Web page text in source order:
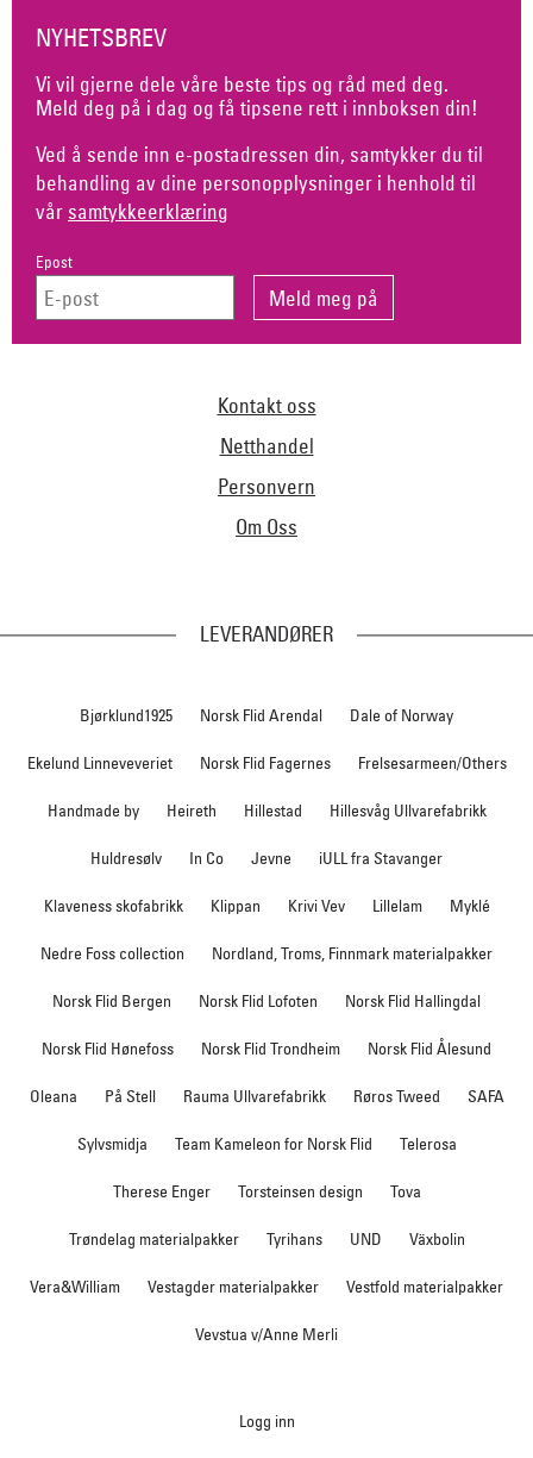
NYHETSBREV
Vi vil gjerne dele våre beste tips og råd med deg.
Meld deg på i dag og få tipsene rett i innboksen din!
Ved å sende inn e-postadressen din, samtykker du til
behandling av dine personopplysninger i henhold til
vår samtykkeerklæring
Epost
Kontakt oss
Netthandel
Personvern
Om Oss
LEVERANDØRER
Bjørklund1925 Norsk Flid Arendal Dale of Norway
Ekelund Linneveveriet Norsk Flid Fagernes Frelsesarmeen/Others
Handmade by Heireth Hillestad Hillesvåg Ullvarefabrikk
Huldresølv In Co Jevne iULL fra Stavanger
Klaveness skofabrikk Klippan Krivi Vev Lillelam Myklé
Nedre Foss collection Nordland, Troms, Finnmark materialpakker
Norsk Flid Bergen Norsk Flid Lofoten Norsk Flid Hallingdal
Norsk Flid Hønefoss Norsk Flid Trondheim Norsk Flid Ålesund
Oleana På Stell Rauma Ullvarefabrikk Røros Tweed SAFA
Sylvsmidja Team Kameleon for Norsk Flid Telerosa
Therese Enger Torsteinsen design Tova
Trøndelag materialpakker Tyrihans UND Växbolin
Vera&William Vestagder materialpakker Vestfold materialpakker
Vevstua v/Anne Merli
Logg inn